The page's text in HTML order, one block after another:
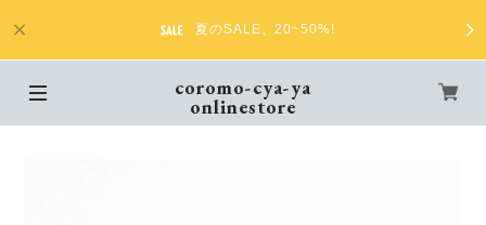
夏のSALE、20~50%!
coromo-cya-ya
onlinestore